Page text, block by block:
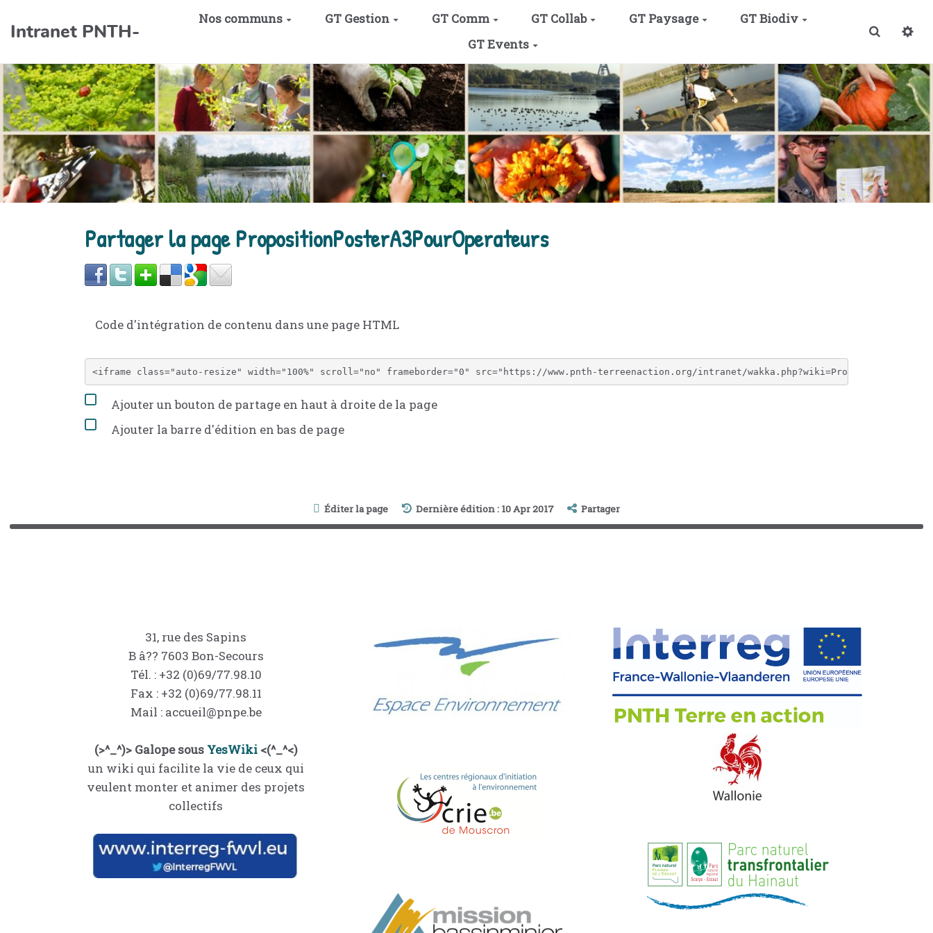
Intranet PNTH-
Nos communs GT Gestion GT Comm GT Collab GT Paysage
GT Biodiv
GT Events
Partager la page PropositionPosterA3PourOperateurs
Code d'intégration de contenu dans une page HTML
Ajouter un bouton de partage en haut à droite de la page
Ajouter la barre d'édition en bas de page
Éditer la page Dernière édition : 10 Apr 2017 Partager
31, rue des Sapins
B â?? 7603 Bon-Secours
Tél. : +32 (0)69/77.98.10
Fax : +32 (0)69/77.98.11
Mail : accueil@pnpe.be
(>^_^)> Galope sous YesWiki<(^_^<)
un wiki qui facilite la vie de ceux qui
veulent monter et animer des projets
collectifs